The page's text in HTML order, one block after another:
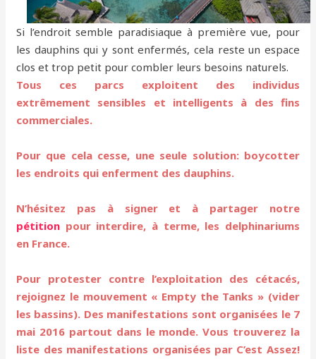
Si l’endroit semble paradisiaque à première vue, pour
les dauphins qui y sont enfermés, cela reste un espace
clos et trop petit pour combler leurs besoins naturels.
Tous ces parcs exploitent des individus
extrêmement sensibles et intelligents à des fins
commerciales.
Pour que cela cesse, une seule solution: boycotter
les endroits qui enferment des dauphins.
N’hésitez pas à signer et à partager notre
pétition pour interdire, à terme, les delphinariums
en France.
Pour protester contre l’exploitation des cétacés,
rejoignez le mouvement « Empty the Tanks » (vider
les bassins). Des manifestations sont organisées le 7
mai 2016 partout dans le monde. Vous trouverez la
liste des manifestations organisées par C’est Assez!